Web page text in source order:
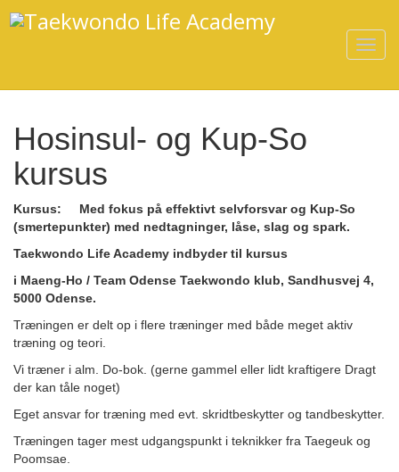
T
g
g
a
o
n
Hosinsul- og Kup-So
kursus
Kursus: Med fokus på effektivt selvforsvar og Kup-So
(smertepunkter) med nedtagninger, låse, slag og spark.
Taekwondo Life Academy indbyder til kursus
i Maeng-Ho / Team Odense Taekwondo klub, Sandhusvej 4,
5000 Odense.
Træningen er delt op i flere træninger med både meget aktiv
træning og teori.
Vi træner i alm. Do-bok. (gerne gammel eller lidt kraftigere Dragt
der kan tåle noget)
Eget ansvar for træning med evt. skridtbeskytter og tandbeskytter.
Træningen tager mest udgangspunkt i teknikker fra Taegeuk og
Poomsae.